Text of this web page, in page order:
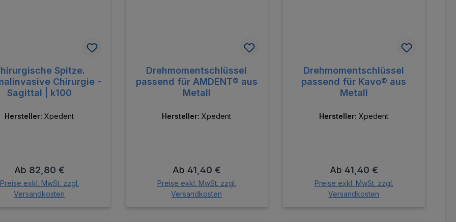
Spitze.
Chirurgie -
Sagittal | k100
Hersteller:Xpedent
Regulärer Preis:
Ab 82,80 €
Preise exkl. MwSt. zzgl.
Versandkosten
Drehmomentschlüssel
passend für AMDENT® aus
Metall
Hersteller:Xpedent
Regulärer Preis:
Ab 41,40 €
Preise exkl. MwSt. zzgl.
Versandkosten
Drehmomentschlüssel
passend für Kavo® aus
Metall
Hersteller:Xpedent
Regulärer Preis:
Ab 41,40 €
Preise exkl. MwSt. zzgl.
Versandkosten